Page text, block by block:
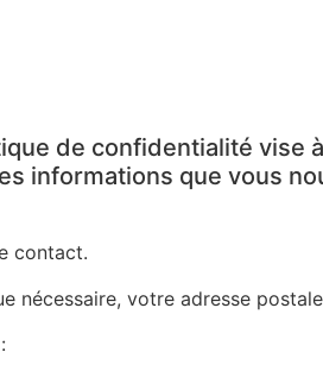
de confidentialité vise
informations que vous
contact.
nécessaire, votre adresse